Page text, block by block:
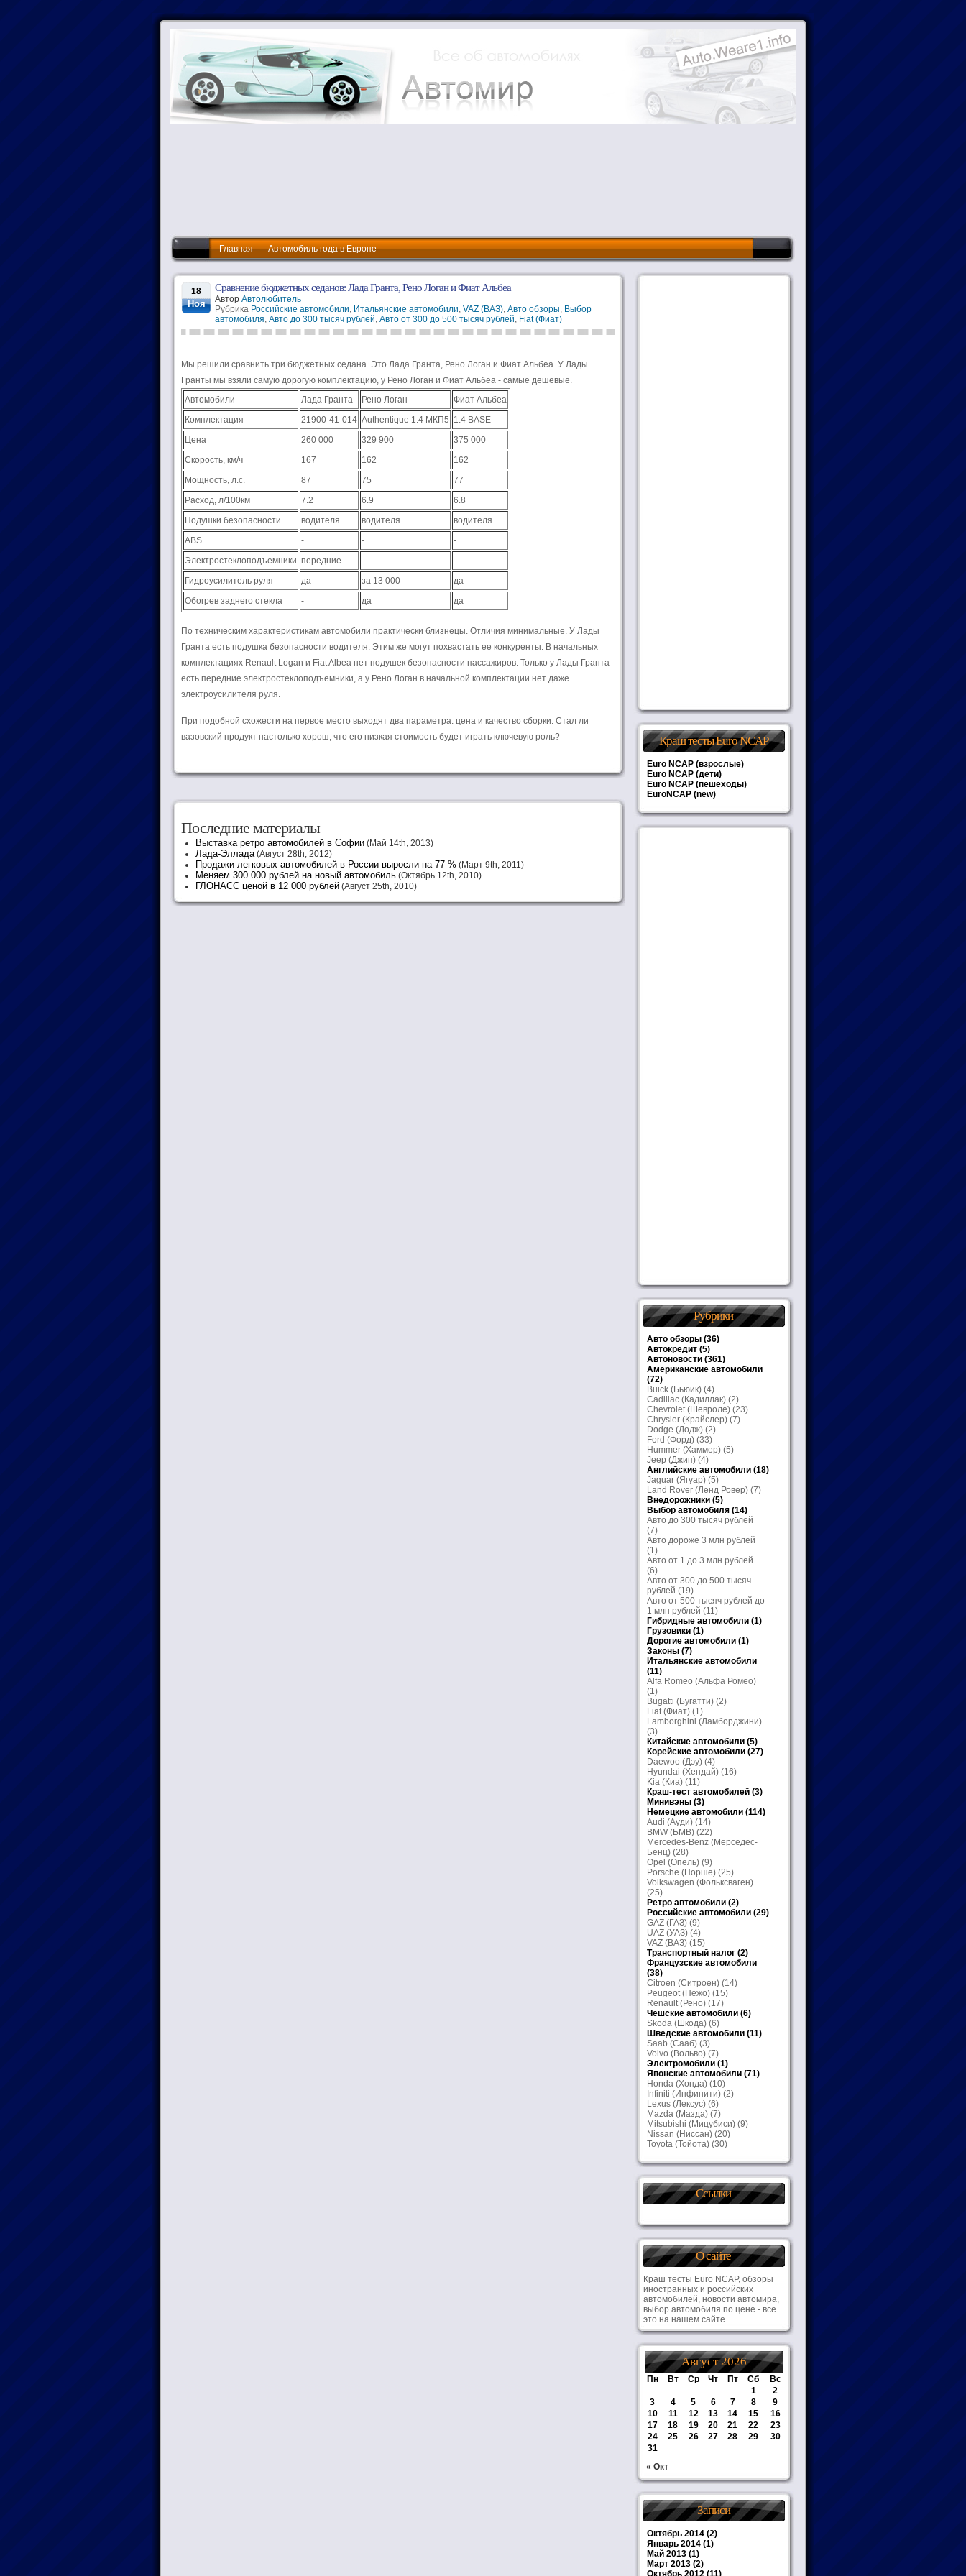
Главная Автомобиль года в Европе
18
Ноя
Сравнение бюджетных седанов: Лада Гранта, Рено Логан и Фиат Альбеа
Автор Автолюбитель
Рубрика Российские автомобили, Итальянские автомобили, VAZ (ВАЗ), Авто обзоры, Выбор
автомобиля, Авто до 300 тысяч рублей, Авто от 300 до 500 тысяч рублей, Fiat (Фиат)
Мы решили сравнить три бюджетных седана. Это Лада Гранта, Рено Логан и Фиат Альбеа. У Лады
Гранты мы взяли самую дорогую комплектацию, у Рено Логан и Фиат Альбеа - самые дешевые.
Автомобили
Лада Гранта Рено Логан
Фиат Альбеа
Комплектация
21900-41-014 Authentique 1.4 МКП5 1.4 BASE
Цена
260 000 329 900
375 000
Скорость, км/ч
167 162
162
Мощность, л.с.
87 75
77
Расход, л/100км
7.2 6.9
6.8
Подушки безопасности
водителя водителя
водителя
ABS
- -
-
Электростеклоподъемники передние -
-
Гидроусилитель руля
да за 13 000
да
Обогрев заднего стекла
- да да
По техническим характеристикам автомобили практически близнецы. Отличия минимальные. У Лады
Гранта есть подушка безопасности водителя. Этим же могут похвастать ее конкуренты. В начальных
комплектациях Renault Logan и Fiat Albea нет подушек безопасности пассажиров. Только у Лады Гранта
есть передние электростеклоподъемники, а у Рено Логан в начальной комплектации нет даже
электроусилителя руля.
При подобной схожести на первое место выходят два параметра: цена и качество сборки. Стал ли
вазовский продукт настолько хорош, что его низкая стоимость будет играть ключевую роль?
Последние материалы
Выставка ретро автомобилей в Софии (Май 14th, 2013)
Лада-Эллада(Август 28th, 2012)
Продажи легковых автомобилей в России выросли на 77 % (Март 9th, 2011)
Меняем 300 000 рублей на новый автомобиль (Октябрь 12th, 2010)
ГЛОНАСС ценой в 12 000 рублей (Август 25th, 2010)
Краш тесты Euro NCAP
Euro NCAP (взрослые)
Euro NCAP (дети)
Euro NCAP (пешеходы)
EuroNCAP (new)
Рубрики
Авто обзоры (36)
Автокредит (5)
Автоновости (361)
Американские автомобили
(72)
Buick (Бьюик) (4)
Cadillac (Кадиллак) (2)
Chevrolet (Шевроле) (23)
Chrysler (Крайслер) (7)
Dodge (Додж) (2)
Ford (Форд) (33)
Hummer (Хаммер) (5)
Jeep (Джип) (4)
Английские автомобили (18)
Jaguar (Ягуар) (5)
Land Rover (Ленд Ровер) (7)
Внедорожники (5)
Выбор автомобиля (14)
Авто до 300 тысяч рублей
(7)
Авто дороже 3 млн рублей
(1)
Авто от 1 до 3 млн рублей
(6)
Авто от 300 до 500 тысяч
рублей (19)
Авто от 500 тысяч рублей до
1 млн рублей (11)
Гибридные автомобили (1)
Грузовики (1)
Дорогие автомобили (1)
Законы (7)
Итальянские автомобили
(11)
Alfa Romeo (Альфа Ромео)
(1)
Bugatti (Бугатти) (2)
Fiat (Фиат) (1)
Lamborghini (Ламборджини)
(3)
Китайские автомобили (5)
Корейские автомобили (27)
Daewoo (Дэу) (4)
Hyundai (Хендай) (16)
Kia (Киа) (11)
Краш-тест автомобилей (3)
Минивэны (3)
Немецкие автомобили (114)
Audi (Ауди) (14)
BMW (БМВ) (22)
Mercedes-Benz (Мерседес-
Бенц) (28)
Opel (Опель) (9)
Porsche (Порше) (25)
Volkswagen (Фольксваген)
(25)
Ретро автомобили (2)
Российские автомобили (29)
GAZ (ГАЗ) (9)
UAZ (УАЗ) (4)
VAZ (ВАЗ) (15)
Транспортный налог (2)
Французские автомобили
(38)
Citroen (Ситроен) (14)
Peugeot (Пежо) (15)
Renault (Рено) (17)
Чешские автомобили (6)
Skoda (Шкода) (6)
Шведские автомобили (11)
Saab (Сааб) (3)
Volvo (Вольво) (7)
Электромобили (1)
Японские автомобили (71)
Honda (Хонда) (10)
Infiniti (Инфинити) (2)
Lexus (Лексус) (6)
Mazda (Мазда) (7)
Mitsubishi (Мицубиси) (9)
Nissan (Ниссан) (20)
Toyota (Тойота) (30)
Ссылки
О сайте
Краш тесты Euro NCAP, обзоры
иностранных и российских
автомобилей, новости автомира,
выбор автомобиля по цене - все
это на нашем сайте
Август 2026
Пн Вт Ср Чт Пт Сб Вс
« Окт
1
2
3
4 5 6 7 8
9
10
11 12 13 14 15
16
17
18 19 20 21 22
23
24
25 26 27 28 29
30
31
Записи
Октябрь 2014 (2)
Январь 2014 (1)
Май 2013 (1)
Март 2013 (2)
Октябрь 2012 (11)